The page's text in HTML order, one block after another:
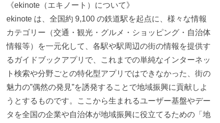
《ekinote（エキノート）について》
ekinote は、全国約 9,100 の鉄道駅を起点に、様々な情報
カテゴリー（交通・観光・グルメ・ショッピング・自治体
情報等）を一元化して、各駅や駅周辺の街の情報を提供す
るガイドブックアプリで、これまでの単純なインターネッ
ト検索や分野ごとの特化型アプリではできなかった、街の
魅力の”偶然の発見”を誘発することで地域振興に貢献しよ
うとするものです。ここから生まれるユーザー基盤やデー
タを全国の企業や自治体が地域振興に役立てるための「地